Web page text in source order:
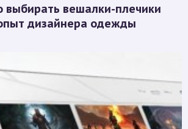
выбирать вешалки-плечики
дизайнера одежды